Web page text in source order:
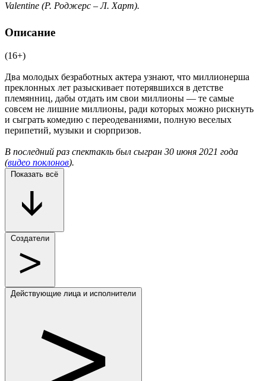
Valentine (Р. Роджерс – Л. Харт).
Описание
(16+)
Два молодых безработных актера узнают, что миллионерша
преклонных лет разыскивает потерявшихся в детстве
племянниц, дабы отдать им свои миллионы — те самые
совсем не лишние миллионы, ради которых можно рискнуть
и сыграть комедию с переодеваниями, полную веселых
перипетий, музыки и сюрпризов.
В последний раз спектакль был сыгран 30 июня 2021 года
(видео поклонов).
Показать всё
Создатели
Действующие лица и исполнители